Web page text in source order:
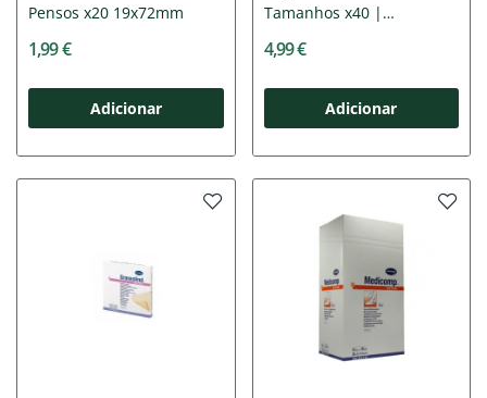
Pensos x20 19x72mm
1,99 €
Adicionar
Tamanhos x40 |
4,99 €
Adicionar